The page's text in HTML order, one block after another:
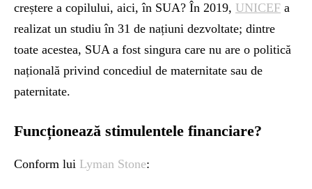
creștere a copilului, aici, în SUA? În 2019, UNICEF a
realizat un studiu în 31 de națiuni dezvoltate; dintre
toate acestea, SUA a fost singura care nu are o politică
națională privind concediul de maternitate sau de
paternitate.
Funcționează stimulentele financiare?
Conform lui Lyman Stone: